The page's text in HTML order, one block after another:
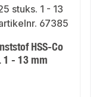
HSS-Co
1 - 13 mm